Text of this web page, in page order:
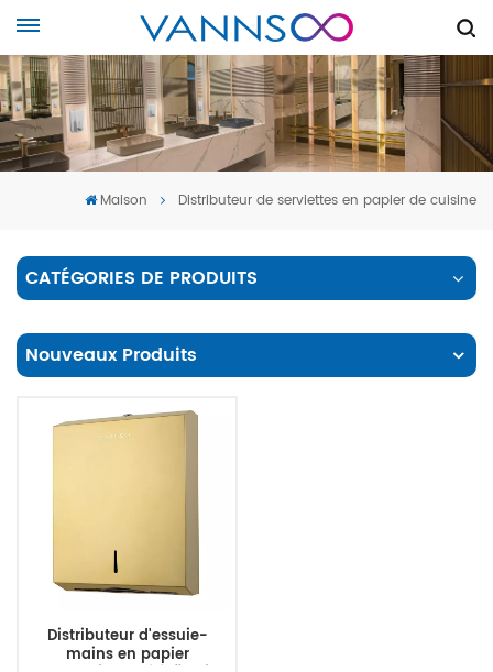
Maison Distributeur de serviettes en papier de cuisine
CATÉGORIES DE PRODUITS
Nouveaux Produits
Distributeur d'essuie-
mains en papier